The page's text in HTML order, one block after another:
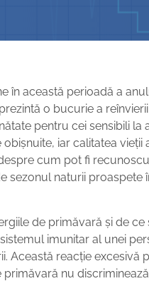
în această perioadă a
o bucurie a
pentru cei sensibili la
iar calitatea vieții
cum pot fi
sezonul naturii proaspete
de primăvară și de
imunitar al unei
Această reacție excesivă
nu